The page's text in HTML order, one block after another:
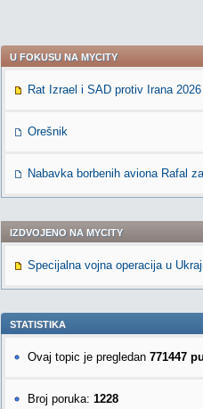
U FOKUSU NA MYCITY
Rat Izrael i SAD protiv Irana 2026
Orešnik
Nabavka borbenih aviona Rafal
IZDVOJENO NA MYCITY
Specijalna vojna operacija u
STATISTIKA
Ovaj topic je pregledan 771447
Broj poruka: 1228